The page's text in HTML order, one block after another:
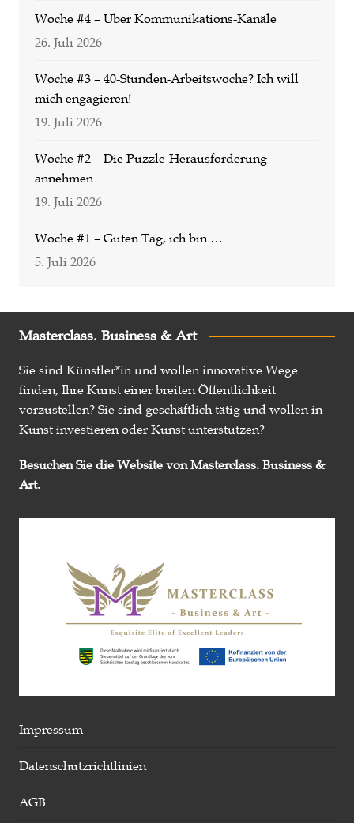
Woche #4 – Über Kommunikations-Kanäle
26. Juli 2026
Woche #3 – 40-Stunden-Arbeitswoche? Ich will
mich engagieren!
19. Juli 2026
Woche #2 – Die Puzzle-Herausforderung
annehmen
19. Juli 2026
Woche #1 – Guten Tag, ich bin …
5. Juli 2026
Masterclass. Business & Art
Sie sind Künstler*in und wollen innovative Wege
finden, Ihre Kunst einer breiten Öffentlichkeit
vorzustellen? Sie sind geschäftlich tätig und wollen in
Kunst investieren oder Kunst unterstützen?
Besuchen Sie die Website von Masterclass. Business &
Art.
Impressum
Datenschutzrichtlinien
AGB